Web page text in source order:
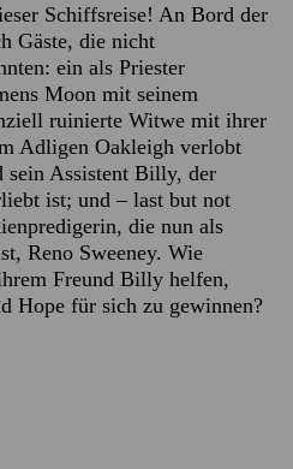
Schiffsreise! An Bord der
Gäste, die nicht
ein als Priester
Moon mit seinem
ruinierte Witwe mit ihrer
Adligen Oakleigh verlobt
sein Assistent Billy, der
ist; und – last but not
die nun als
Reno Sweeney. Wie
Freund Billy helfen,
Hope für sich zu gewinnen?